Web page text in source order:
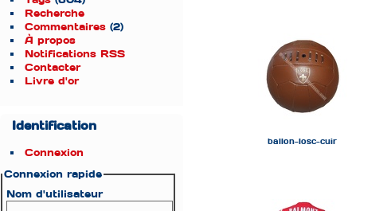
Recherche
Commentaires (2)
À propos
Notifications RSS
Contacter
Livre d'or
Identification
Connexion
Connexion rapide
Nom d'utilisateur
ballon-losc-cuir